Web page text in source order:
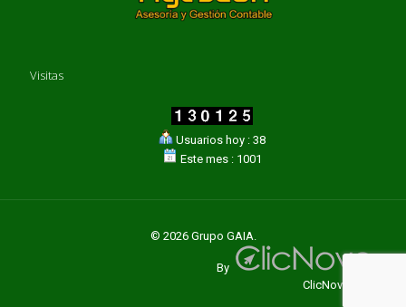
Visitas
Usuarios hoy : 38
Este mes : 1001
© 2026 Grupo GAIA.
By
ClicNovo.com